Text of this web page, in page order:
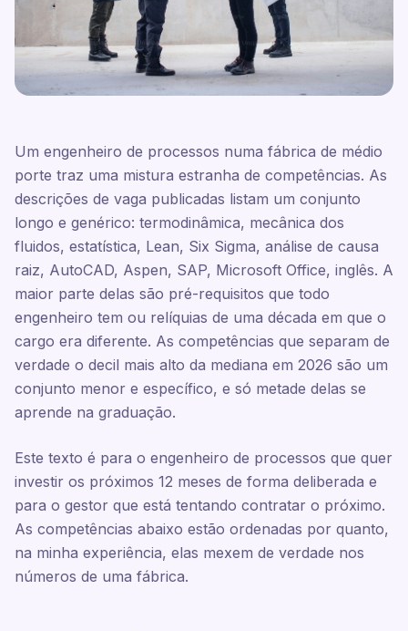
Um engenheiro de processos numa fábrica de médio
porte traz uma mistura estranha de competências. As
descrições de vaga publicadas listam um conjunto
longo e genérico: termodinâmica, mecânica dos
fluidos, estatística, Lean, Six Sigma, análise de causa
raiz, AutoCAD, Aspen, SAP, Microsoft Office, inglês. A
maior parte delas são pré-requisitos que todo
engenheiro tem ou relíquias de uma década em que o
cargo era diferente. As competências que separam de
verdade o decil mais alto da mediana em 2026 são um
conjunto menor e específico, e só metade delas se
aprende na graduação.
Este texto é para o engenheiro de processos que quer
investir os próximos 12 meses de forma deliberada e
para o gestor que está tentando contratar o próximo.
As competências abaixo estão ordenadas por quanto,
na minha experiência, elas mexem de verdade nos
números de uma fábrica.